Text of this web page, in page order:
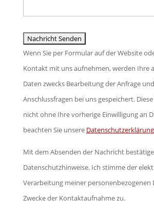
Wenn Sie per Formular auf der Website
Kontakt mit uns aufnehmen, werden Ihre
Daten zwecks Bearbeitung der Anfrage
Anschlussfragen bei uns gespeichert.
nicht ohne Ihre vorherige Einwilligung an
beachten Sie unsere Datenschutzerklärung
Mit dem Absenden der Nachricht
Datenschutzhinweise. Ich stimme der
Verarbeitung meiner personenbezogenen
Zwecke der Kontaktaufnahme zu.